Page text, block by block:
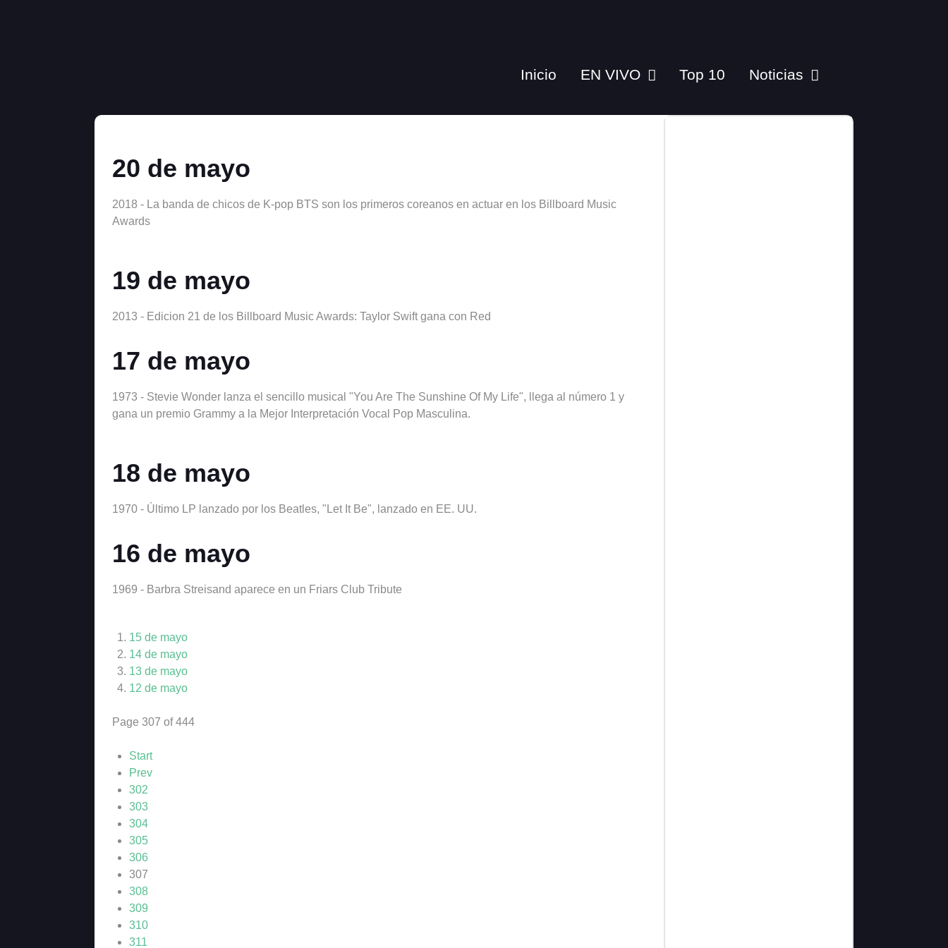
Inicio EN VIVO Top 10 Noticias
20 de mayo
2018 - La banda de chicos de K-pop BTS son los primeros coreanos en actuar en los Billboard Music
Awards
19 de mayo
2013 - Edicion 21 de los Billboard Music Awards: Taylor Swift gana con Red
17 de mayo
1973 - Stevie Wonder lanza el sencillo musical "You Are The Sunshine Of My Life", llega al número 1 y
gana un premio Grammy a la Mejor Interpretación Vocal Pop Masculina.
18 de mayo
1970 - Último LP lanzado por los Beatles, "Let It Be", lanzado en EE. UU.
16 de mayo
1969 - Barbra Streisand aparece en un Friars Club Tribute
15 de mayo
14 de mayo
13 de mayo
12 de mayo
Page 307 of 444
Start
Prev
302
303
304
305
306
307
308
309
310
311